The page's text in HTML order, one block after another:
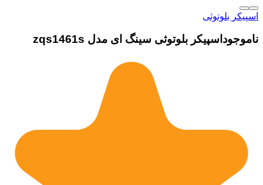
اسپیکر بلوتوثی
ناموجود اسپیکر بلوتوثی سینگ ای مدل zqs1461s